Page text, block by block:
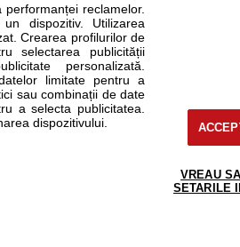
Ele nu pot substitui consultul medical direct si
fie medicul Dvs., fie unul dintre medicii pe
0374 109 268
reclamelor.
dispozitiv. Utilizarea
Crearea profilurilor de
selectarea publicității
personalizată.
limitate pentru a
sau combinații de date
a selecta publicitatea.
dispozitivului.
VREAU
SETARILE